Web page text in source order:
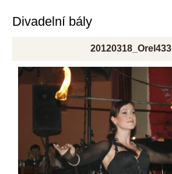
Divadelní bály
20120318_Orel433